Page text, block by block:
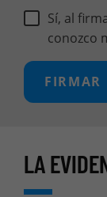
Sí, al
conozco
FIRMAR
LA